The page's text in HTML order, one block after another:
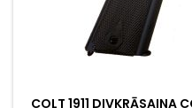
COLT 1911 DIVKRĀSAINA